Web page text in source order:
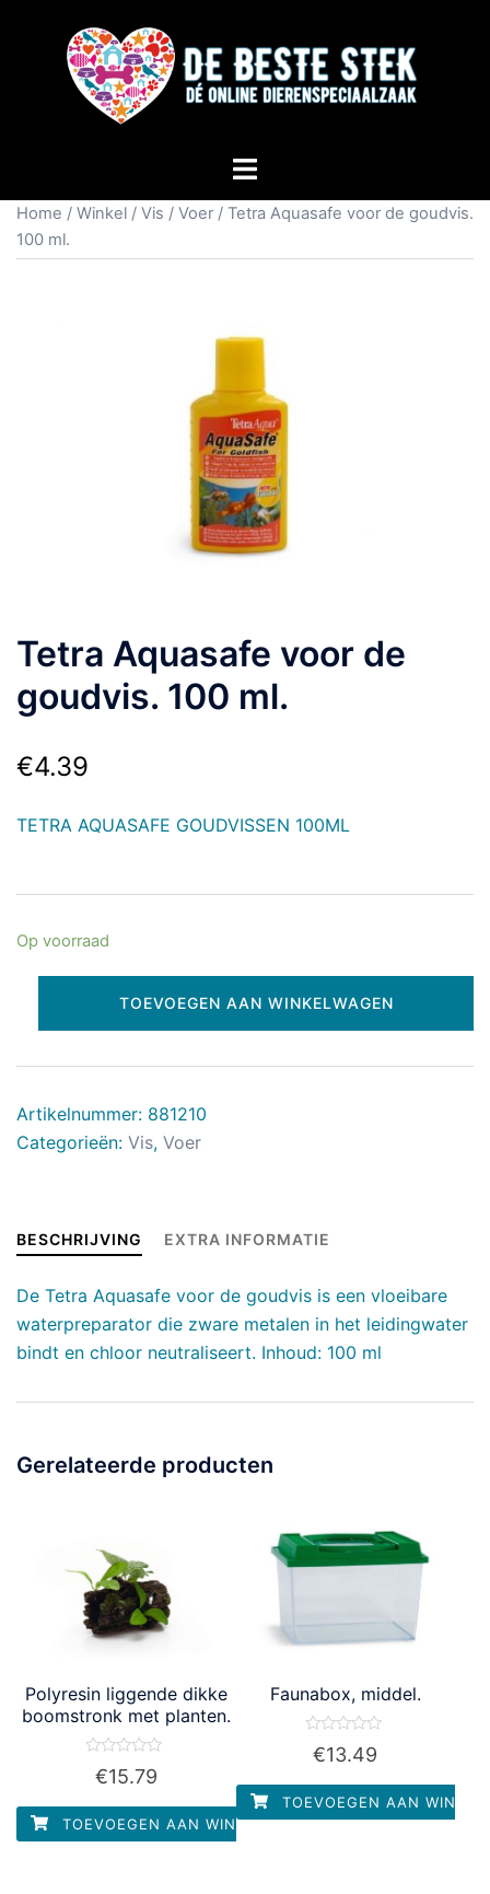
Home / Winkel / Vis / Voer / Tetra Aquasafe voor de goudvis.
100 ml.
Tetra Aquasafe voor de
goudvis. 100 ml.
€4.39
TETRA AQUASAFE GOUDVISSEN 100ML
Op voorraad
TOEVOEGEN AAN WINKELWAGEN
Artikelnummer: 881210
Categorieën: Vis, Voer
BESCHRIJVING EXTRA INFORMATIE
De Tetra Aquasafe voor de goudvis is een vloeibare
waterpreparator die zware metalen in het leidingwater
bindt en chloor neutraliseert. Inhoud: 100 ml
Gerelateerde producten
Polyresin liggende dikke
boomstronk met planten.
Waardering
5
€15.79
TOEVOEGEN AAN WINKELWAGEN
Faunabox, middel.
Waardering
5
€13.49
TOEVOEGEN AAN